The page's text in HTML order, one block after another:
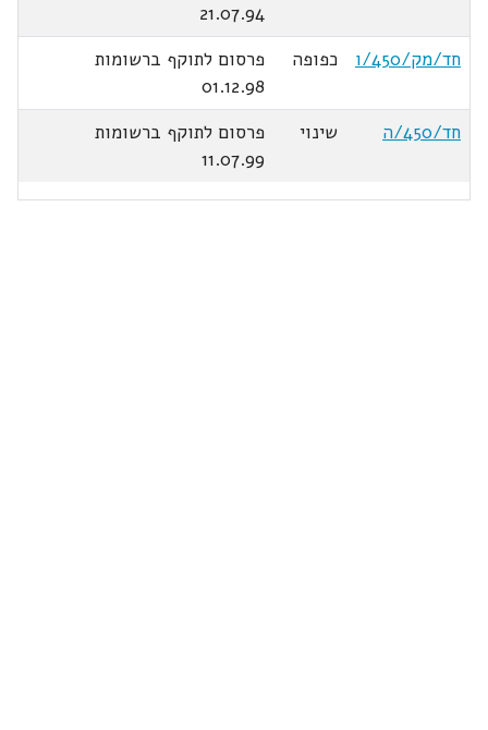
21.07.94
חד/מק/450/ו
כפופה
פרסום לתוקף ברשומות
01.12.98
חד/450/ה
שינוי
פרסום לתוקף ברשומות
11.07.99